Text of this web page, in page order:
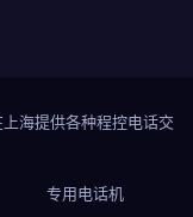
海提供各种程控电话交
专用电话机